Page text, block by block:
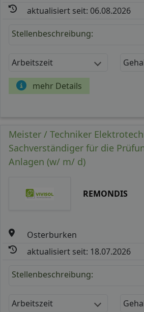
aktualisiert seit: 06.08.2026
Stellenbeschreibung:
Arbeitszeit
mehr Details
Meister / Techniker
Sachverständiger für die
Anlagen (w/ m/ d)
REMONDIS
Osterburken
aktualisiert seit: 18.07.2026
Stellenbeschreibung:
Arbeitszeit